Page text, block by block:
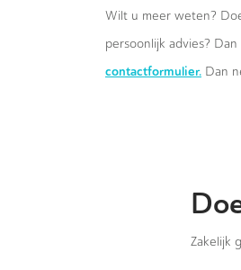
Wilt u meer weten?
persoonlijk advies?
contactformulier. Dan
Zakelijk